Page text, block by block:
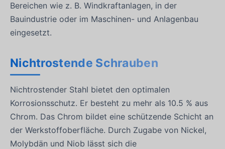
Bereichen wie z. B. Windkraftanlagen, in der
Bauindustrie oder im Maschinen- und Anlagenbau
eingesetzt.
Nichtrostende Schrauben
Nichtrostender Stahl bietet den optimalen
Korrosionsschutz. Er besteht zu mehr als 10.5 % aus
Chrom. Das Chrom bildet eine schützende Schicht an
der Werkstoffoberfläche. Durch Zugabe von Nickel,
Molybdän und Niob lässt sich die